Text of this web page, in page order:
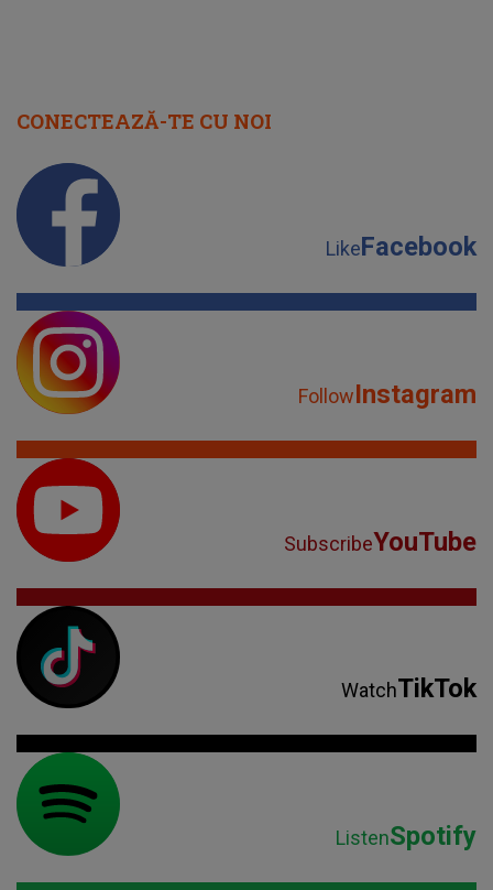
CONECTEAZĂ-TE CU NOI
LikeFacebook
FollowInstagram
SubscribeYouTube
WatchTikTok
ListenSpotify